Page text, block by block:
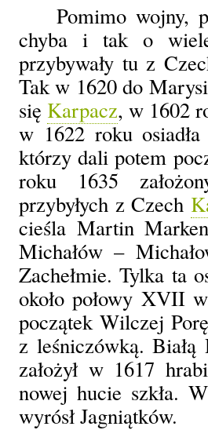
Pomimo wojny,
chyba i tak o
przybywały tu z
Tak w 1620 do
się Karpacz, w 1602
w 1622 roku
którzy dali potem
roku 1635
przybyłych z Czech
cieśla Martin
Michałów –
Zachełmie. Tylka ta
około połowy XVII
początek Wilczej
z leśniczówką.
założył w 1617
nowej hucie szkła.
wyrósł Jagniątków.